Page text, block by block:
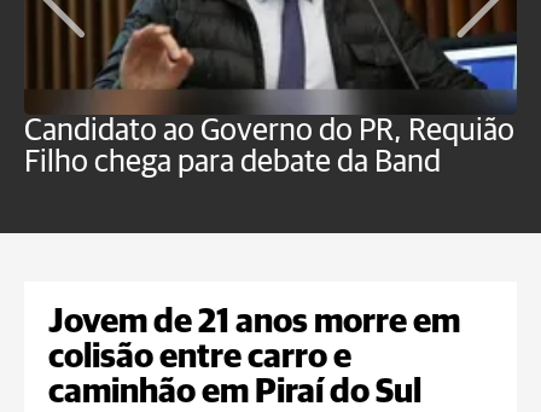
Candidato ao Governo do PR, Requião
Filho chega para debate da Band
Jovem de 21 anos morre em
colisão entre carro e
caminhão em Piraí do Sul